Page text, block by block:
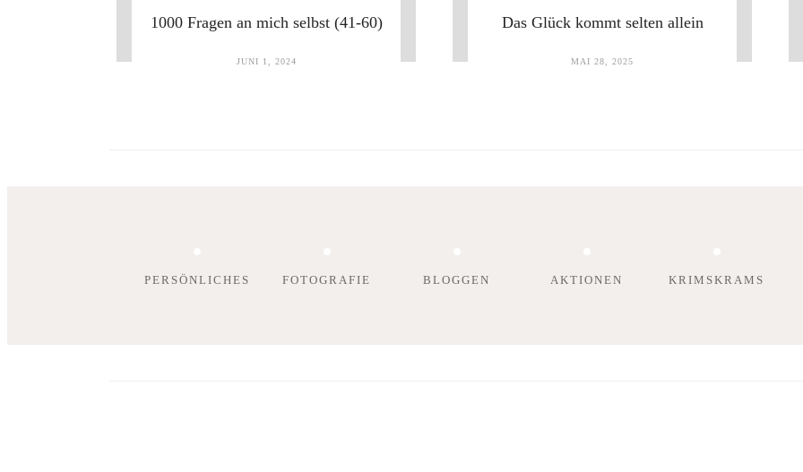
1000 Fragen an mich selbst (41-60)
JUNI 1, 2024
Das Glück kommt selten allein
MAI 28, 2025
PERSÖNLICHES FOTOGRAFIE BLOGGEN AKTIONEN KRIMSKRAMS